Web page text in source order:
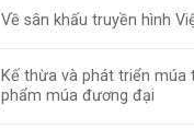
Về sân khấu truyền hình
Kế thừa và phát triển
phẩm múa đương đại